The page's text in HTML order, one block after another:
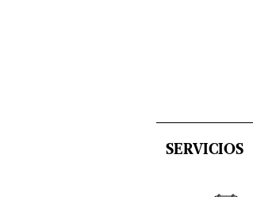
SERVICIOS